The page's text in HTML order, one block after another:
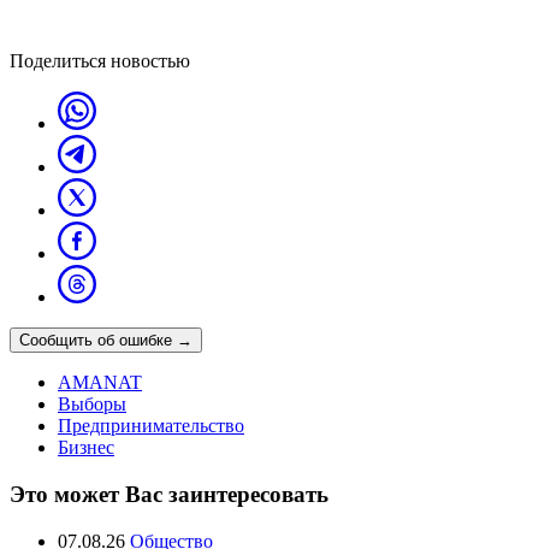
Поделиться новостью
Сообщить об ошибке →
AMANAT
Выборы
Предпринимательство
Бизнес
Это может Вас заинтересовать
07.08.26 Общество